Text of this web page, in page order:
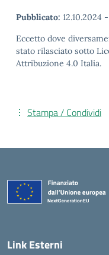
Pubblicato: 12.10.2024 -
Eccetto dove
stato rilasciato sotto
Attribuzione 4.0 Italia.
Stampa / Condividi
Link Esterni